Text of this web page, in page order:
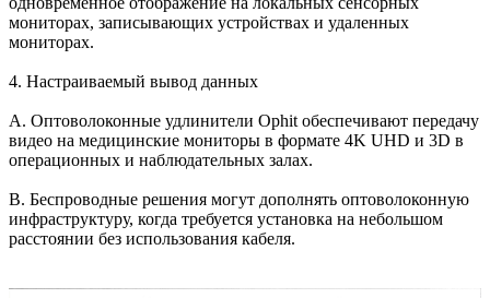
мониторах, записывающих устройствах и удаленных
мониторах.
4. Настраиваемый вывод данных
A. Оптоволоконные удлинители Ophit обеспечивают передачу
видео на медицинские мониторы в формате 4K UHD и 3D в
операционных и наблюдательных залах.
B. Беспроводные решения могут дополнять оптоволоконную
инфраструктуру, когда требуется установка на небольшом
расстоянии без использования кабеля.